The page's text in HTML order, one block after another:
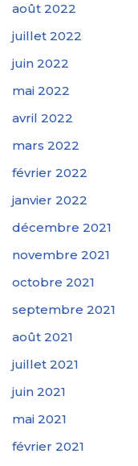
août 2022
juillet 2022
juin 2022
mai 2022
avril 2022
mars 2022
février 2022
janvier 2022
décembre 2021
novembre 2021
octobre 2021
septembre 2021
août 2021
juillet 2021
juin 2021
mai 2021
février 2021